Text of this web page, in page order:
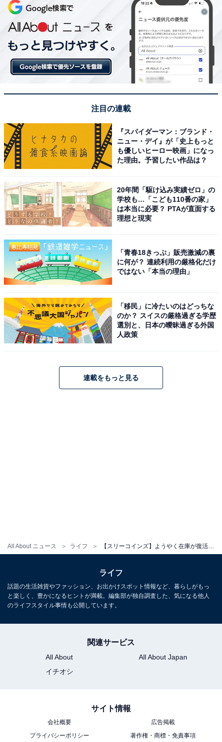
All About ニュース ライフ
2WAYで使えるボトル
・少量出しボタン（画像の「液体用ボタン」）：
こちらを押すと、先端の細いノズルから液体がチョロチ
ョロと出てきます。
・「スプレー」ボタン（画像の「スプレー用ボタ
ン」）：
こちらを押すと、ミスト状に液体が広がります。
作業が進みます。
健康管理から家事時短まで！ こんなシーンで大活
注目の連載
『スパイダーマン：ブランド・
ニュー・デイ』が「史上もっと
も優しいヒーロー映画」になっ
た理由。予習したい作品は？
20年間「駆け込み実績ゼロ」の
学校も…「こども110番の家」
は本当に必要？ PTAが直面する
理想と現実
「青春18きっぷ」販売激減の裏
に何が？ 連続利用の厳格化だけ
ではない「本当の理由」
「移民」に冷たいのはどっちな
のか？ スイスの厳格過ぎる学歴
選別と、日本の曖昧過ぎる外国
人政策
連載をもっと見る
ライフ
話題の生活雑貨やファッション、お出かけスポット情報など、暮らしがもっ
と楽しく、豊かになるヒントが満載。編集部が独自調査した、気になる他人
のライフスタイル事情も公開しています。
関連サービス
All About
All About Japan
イチオシ
サイト情報
会社概要
広告掲載
プライバシーポリシー
著作権・商標・免責事項